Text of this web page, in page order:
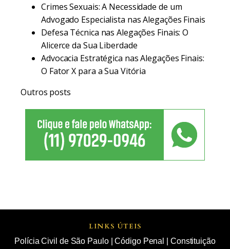
Crimes Sexuais: A Necessidade de um
Advogado Especialista nas Alegações Finais
Defesa Técnica nas Alegações Finais: O
Alicerce da Sua Liberdade
Advocacia Estratégica nas Alegações Finais:
O Fator X para a Sua Vitória
Outros posts
LINKS ÚTEIS
Polícia Civil de São Paulo|Código Penal
Constituição